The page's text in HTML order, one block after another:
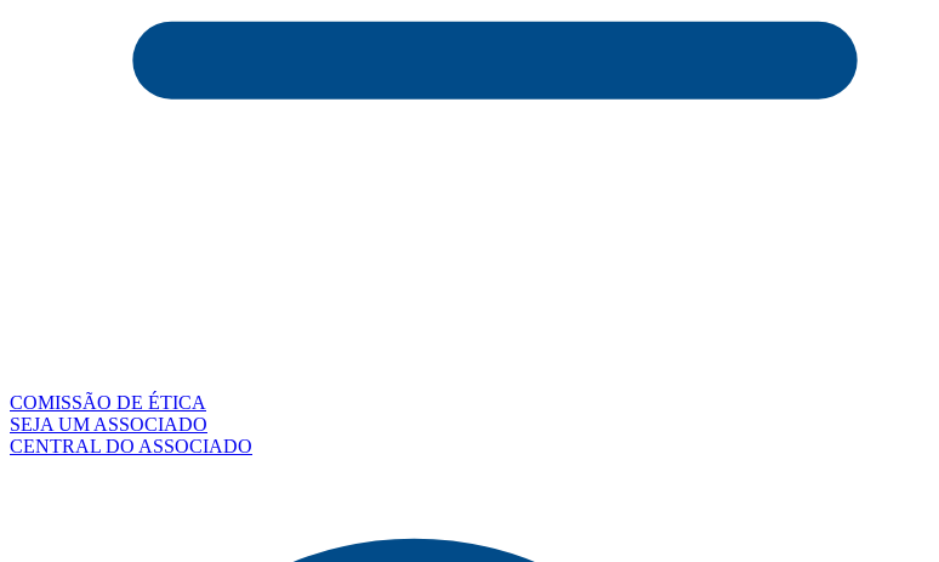
COMISSÃO DE ÉTICA
SEJA UM ASSOCIADO
CENTRAL DO ASSOCIADO